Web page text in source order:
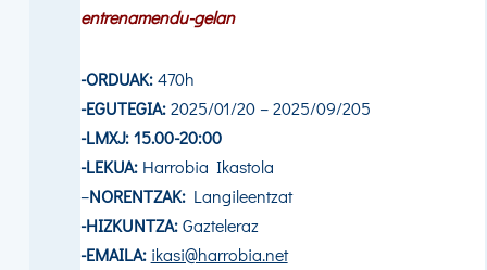
entrenamendu-gelan
-ORDUAK:470h
-EGUTEGIA:2025/01/20 – 2025/09/205
-LMXJ: 15.00-20:00
-LEKUA: Harrobia Ikastola
–NORENTZAK:Langileentzat
-HIZKUNTZA:Gazteleraz
-EMAILA: ikasi@harrobia.net